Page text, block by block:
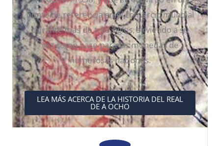
punto de referencia en el comercio mundial
durante más de tres siglos, sirviendo a su
vez como base para las monedas de
numerosas naciones.
LEA MÁS ACERCA DE LA HISTORIA DEL REAL
DE A OCHO